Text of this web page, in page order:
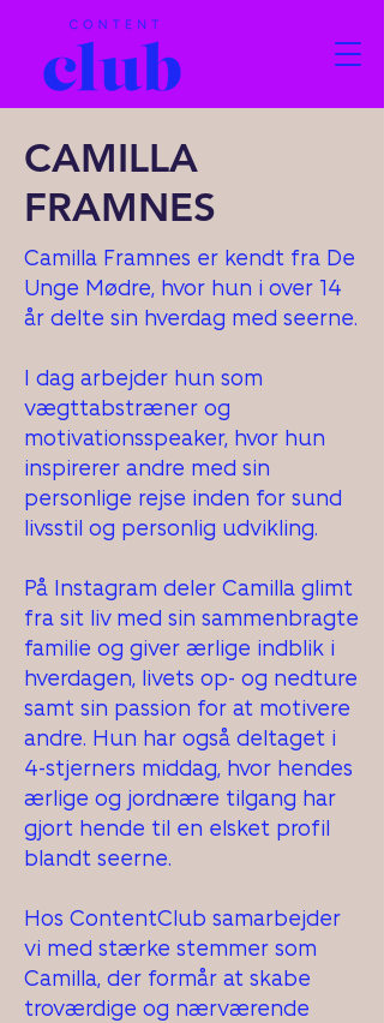
CAMILLA
FRAMNES
Camilla Framnes er kendt fra De
Unge Mødre, hvor hun i over 14
år delte sin hverdag med seerne.
I dag arbejder hun som
vægttabstræner og
motivationsspeaker, hvor hun
inspirerer andre med sin
personlige rejse inden for sund
livsstil og personlig udvikling.
På Instagram deler Camilla glimt
fra sit liv med sin sammenbragte
familie og giver ærlige indblik i
hverdagen, livets op- og nedture
samt sin passion for at motivere
andre. Hun har også deltaget i
4-stjerners middag, hvor hendes
ærlige og jordnære tilgang har
gjort hende til en elsket profil
blandt seerne.
Hos ContentClub samarbejder
vi med stærke stemmer som
Camilla, der formår at skabe
troværdige og nærværende